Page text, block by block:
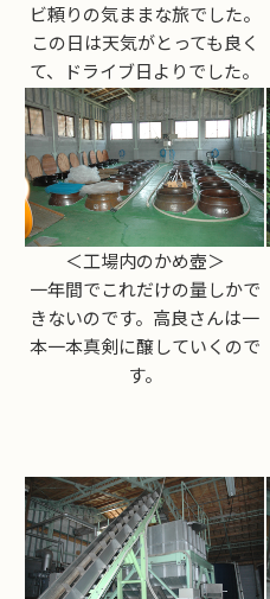
ビ頼りの気ままな旅でした。
この日は天気がとっても良く
て、ドライブ日よりでした。
＜工場内のかめ壺＞
一年間でこれだけの量しかで
きないのです。高良さんは一
本一本真剣に醸していくので
す。